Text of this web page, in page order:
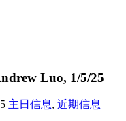
Luo, 1/5/25
主日信息, 近期信息